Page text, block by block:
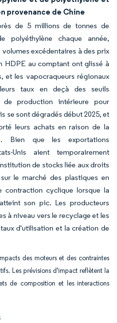
provenance de Chine
de 5 millions de tonnes de
polyéthylène chaque année,
excédentaires à des prix
HDPE au comptant ont glissé à
et les vapocraqueurs régionaux
taux en deçà des seuils
de production intérieure pour
se sont dégradés début 2025, et
leurs achats en raison de la
Bien que les exportations
Unis aient temporairement
de stocks liée aux droits
le marché des plastiques en
contraction cyclique lorsque la
son pic. Les producteurs
à niveau vers le recyclage et les
d'utilisation et la création de
des moteurs et des contraintes
Les prévisions d'impact reflètent la
de composition et les interactions